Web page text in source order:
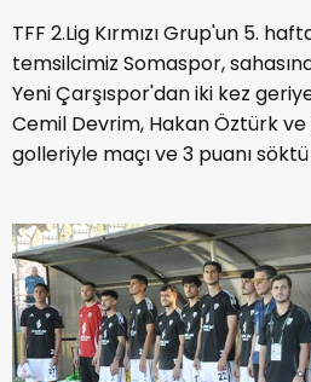
TFF 2.Lig Kırmızı Grup'un 5.
temsilcimiz Somaspor,
Yeni Çarşıspor'dan iki kez
Cemil Devrim, Hakan Öztürk ve
golleriyle maçı ve 3 puanı söktü